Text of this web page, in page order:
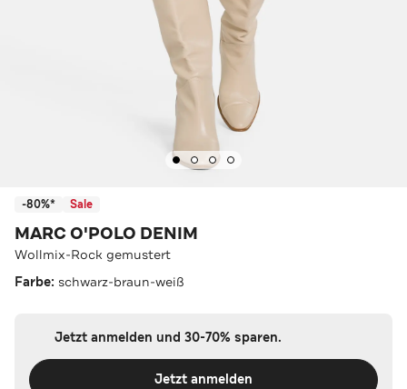
-80%* Sale
MARC O'POLO DENIM
Wollmix-Rock gemustert
Farbe: schwarz-braun-weiß
Jetzt anmelden und 30-70% sparen.
Jetzt anmelden